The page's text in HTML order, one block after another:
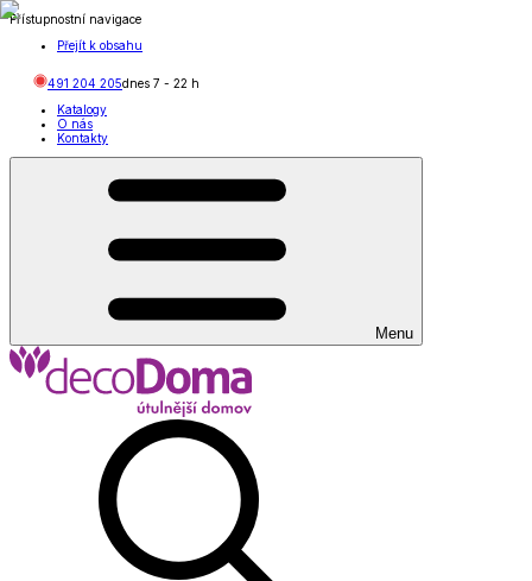
Přístupnostní navigace
Přejít k obsahu
491 204 205dnes 7 - 22 h
Katalogy
O nás
Kontakty
Menu